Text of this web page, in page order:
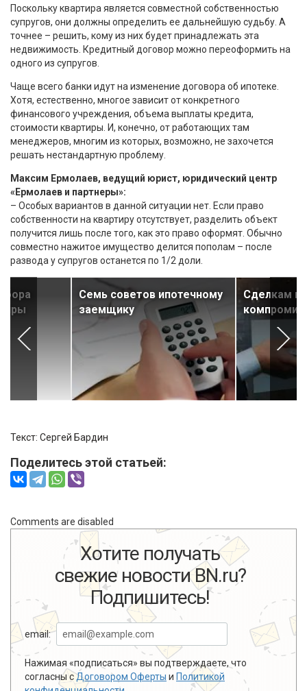
Поскольку квартира является совместной собственностью
супругов, они должны определить ее дальнейшую судьбу. А
точнее – решить, кому из них будет принадлежать эта
недвижимость. Кредитный договор можно переоформить на
одного из супругов.
Чаще всего банки идут на изменение договора об ипотеке.
Хотя, естественно, многое зависит от конкретного
финансового учреждения, объема выплаты кредита,
стоимости квартиры. И, конечно, от работающих там
менеджеров, многим из которых, возможно, не захочется
решать нестандартную проблему.
Максим Ермолаев, ведущий юрист, юридический центр
«Ермолаев и партнеры»:
– Особых вариантов в данной ситуации нет. Если право
собственности на квартиру отсутствует, разделить объект
получится лишь после того, как это право оформят. Обычно
совместно нажитое имущество делится пополам – после
развода у супругов останется по 1/2 доли.
Семь советов ипотечному
заемщику
Сделкам
Текст: Сергей Бардин
Поделитесь этой статьей:
Comments are disabled
Хотите получать
свежие новости BN.ru?
Подпишитесь!
email:
Нажимая «подписаться» вы подтверждаете, что
согласны сДоговором Оферты и Политикой